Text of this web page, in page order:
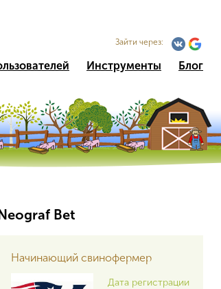
Зайти через:
Инструменты Блог
Bet
Начинающий свинофермер
Дата регистрации